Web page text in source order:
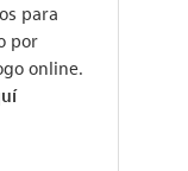
para
por
online.